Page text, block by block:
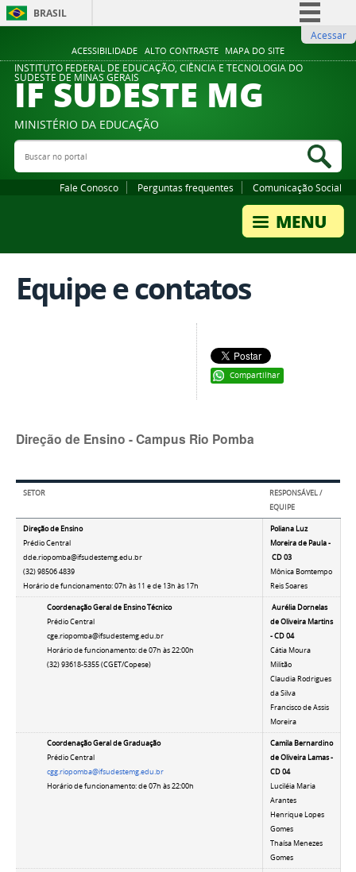
ACESSIBILIDADE ALTO CONTRASTE MAPA DO SITE
BRASIL
Comunica BR
Participe
Legislação
Acessar
INSTITUTO FEDERAL DE EDUCAÇÃO, CIÊNCIA E TECNOLOGIA DO
SUDESTE DE MINAS GERAIS
IF SUDESTE MG
MINISTÉRIO DA EDUCAÇÃO
Buscar no portal
Fale Conosco Perguntas frequentes Comunicação Social
Equipe e contatos
Compartilhar
Direção de Ensino - Campus Rio Pomba
SETOR
RESPONSÁVEL /
EQUIPE
Direção de Ensino
Prédio Central
dde.riopomba@ifsudestemg.edu.br
(32) 98506 4839
Horário de funcionamento: 07h às 11 e de 13h às 17h
Poliana Luz
Moreira de Paula -
CD 03
Mônica Bomtempo
Reis Soares
Coordenação Geral de Ensino Técnico
Prédio Central
cge.riopomba@ifsudestemg.edu.br
Horário de funcionamento: de 07h às 22:00h
(32) 93618-5355 (CGET/Copese)
Aurélia Dornelas
de Oliveira Martins
- CD 04
Cátia Moura
Militão
Claudia Rodrigues
da Silva
Francisco de Assis
Moreira
Coordenação Geral de Graduação
Prédio Central
cgg.riopomba@ifsudestemg.edu.br
Horário de funcionamento: de 07h às 22:00h
Camila Bernardino
de Oliveira Lamas -
CD 04
Luciléia Maria
Arantes
Henrique Lopes
Gomes
Thaísa Menezes
Gomes